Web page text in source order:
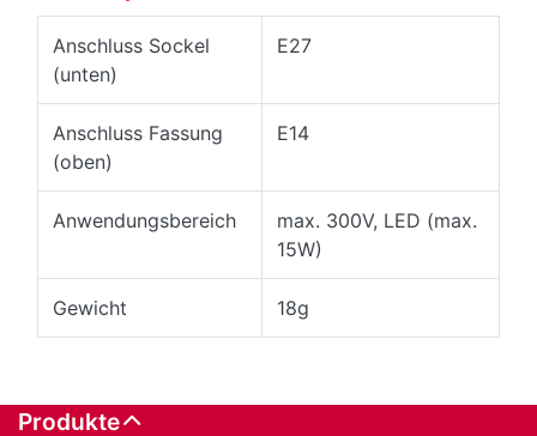
Anschluss Sockel
(unten)
E27
Anschluss Fassung
(oben)
E14
Anwendungsbereich
max. 300V, LED (max.
15W)
Gewicht 18g
Produkte